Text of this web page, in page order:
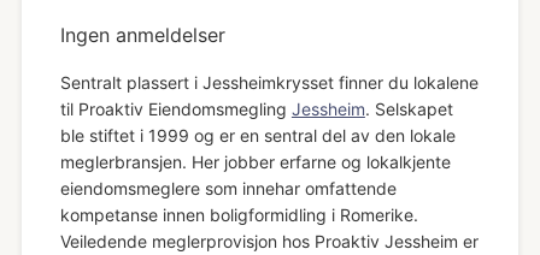
Ingen anmeldelser
Sentralt plassert i Jessheimkrysset finner du lokalene
til Proaktiv Eiendomsmegling Jessheim. Selskapet
ble stiftet i 1999 og er en sentral del av den lokale
meglerbransjen. Her jobber erfarne og lokalkjente
eiendomsmeglere som innehar omfattende
kompetanse innen boligformidling i Romerike.
Veiledende meglerprovisjon hos Proaktiv Jessheim er